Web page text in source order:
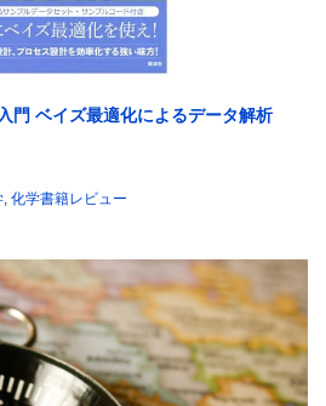
門 ベイズ最適化によるデータ解析
化学書籍レビュー